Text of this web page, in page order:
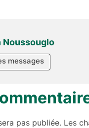
Noussouglo
messages
pas publiée. Les